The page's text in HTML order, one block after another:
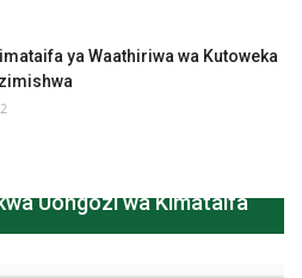
ya Waathiriwa wa Kutoweka
Uongozi wa Kimataifa